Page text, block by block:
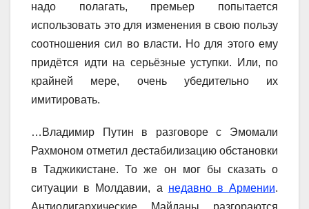
надо полагать, премьер попытается
использовать это для изменения в свою пользу
соотношения сил во власти. Но для этого ему
придётся идти на серьёзные уступки. Или, по
крайней мере, очень убедительно их
имитировать.
…Владимир Путин в разговоре с Эмомали
Рахмоном отметил дестабилизацию обстановки
в Таджикистане. То же он мог бы сказать о
ситуации в Молдавии, а недавно в Армении.